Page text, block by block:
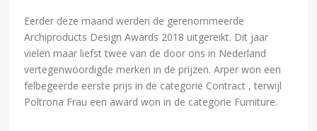
Eerder deze maand werden de gerenommeerde
Archiproducts Design Awards 2018 uitgereikt. Dit jaar
vielen maar liefst twee van de door ons in Nederland
vertegenwoordigde merken in de prijzen. Arper won een
felbegeerde eerste prijs in de categorie Contract , terwijl
Poltrona Frau een award won in de categorie Furniture.